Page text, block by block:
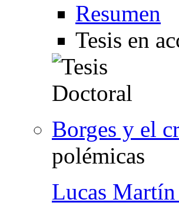
Resumen
Tesis en
Borges y el
polémicas
Lucas